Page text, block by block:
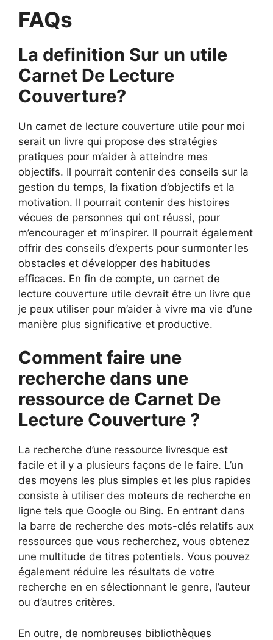
FAQs
La definition Sur un utile
Carnet De Lecture
Couverture?
Un carnet de lecture couverture utile pour moi
serait un livre qui propose des stratégies
pratiques pour m’aider à atteindre mes
objectifs. Il pourrait contenir des conseils sur la
gestion du temps, la fixation d’objectifs et la
motivation. Il pourrait contenir des histoires
vécues de personnes qui ont réussi, pour
m’encourager et m’inspirer. Il pourrait également
offrir des conseils d’experts pour surmonter les
obstacles et développer des habitudes
efficaces. En fin de compte, un carnet de
lecture couverture utile devrait être un livre que
je peux utiliser pour m’aider à vivre ma vie d’une
manière plus significative et productive.
Comment faire une
recherche dans une
ressource de Carnet De
Lecture Couverture ?
La recherche d’une ressource livresque est
facile et il y a plusieurs façons de le faire. L’un
des moyens les plus simples et les plus rapides
consiste à utiliser des moteurs de recherche en
ligne tels que Google ou Bing. En entrant dans
la barre de recherche des mots-clés relatifs aux
ressources que vous recherchez, vous obtenez
une multitude de titres potentiels. Vous pouvez
également réduire les résultats de votre
recherche en en sélectionnant le genre, l’auteur
ou d’autres critères.
En outre, de nombreuses bibliothèques